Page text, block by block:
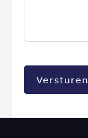
Versturen